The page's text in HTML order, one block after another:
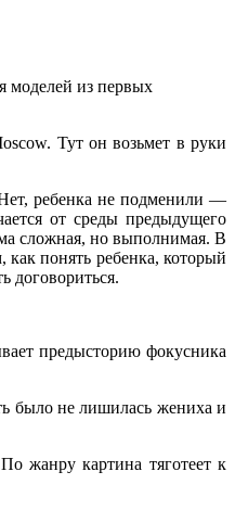
моделей из первых
Тут он возьмет в руки
ребенка не подменили —
от среды предыдущего
сложная, но выполнимая. В
понять ребенка, который
договориться.
предысторию фокусника
было не лишилась жениха и
жанру картина тяготеет к